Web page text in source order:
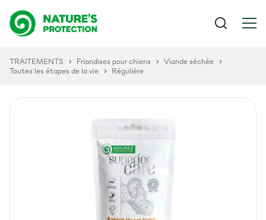
TRAITEMENTS Friandises pour chiens
Viande séchée
Toutes les étapes de la vie
Régulière